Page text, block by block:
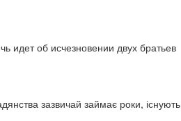
об исчезновении двух братьев
зазвичай займає роки, існують